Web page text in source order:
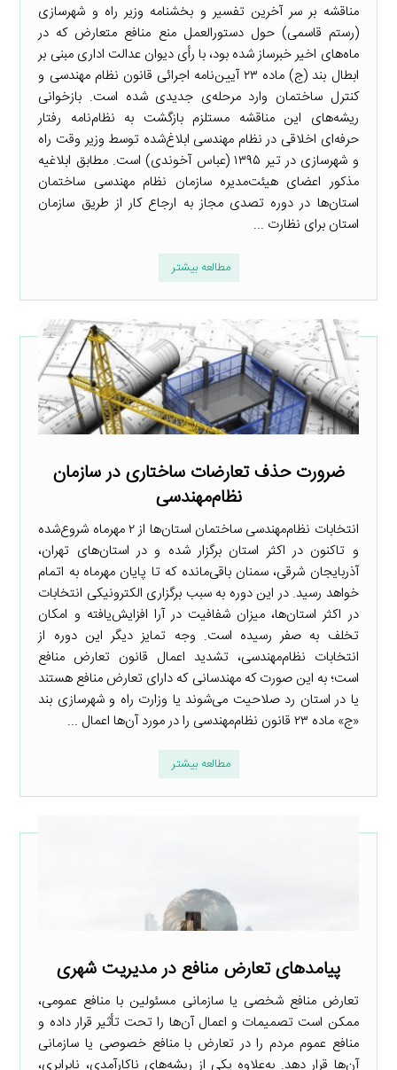
مناقشه بر سر آخرین تفسیر و بخشنامه وزیر راه و شهرسازی
(رستم قاسمی) حول دستورالعمل منع منافع متعارض که در
ماه‌های اخیر خبرساز شده بود، با رأی دیوان عدالت اداری مبنی بر
ابطال بند (ج) ماده ۲۳ آیین‌نامه اجرائی قانون نظام مهندسی و
کنترل ساختمان وارد مرحله‌ی جدیدی شده است. بازخوانی
ریشه‌های این مناقشه مستلزم بازگشت به نظام‌نامه رفتار
حرفه‌ای اخلاقی در نظام مهندسی ابلاغ‌شده توسط وزیر وقت راه
و شهرسازی در تیر ۱۳۹۵ (عباس آخوندی) است. مطابق ابلاغیه
مذکور اعضای هیئت‌مدیره سازمان نظام مهندسی ساختمان
استان‌ها در دوره تصدی مجاز به ارجاع کار از طریق سازمان
استان برای نظارت ...
مطالعه بیشتر
ضرورت حذف تعارضات ساختاری در سازمان
نظام‌مهندسی
انتخابات نظام‌مهندسی ساختمان استان‌ها از ۲ مهرماه شروع‌شده
و تاکنون در اکثر استان برگزار شده و در استان‌های تهران،
آذربایجان شرقی، سمنان باقی‌مانده که تا پایان مهرماه به اتمام
خواهد رسید. در این دوره به سبب برگزاری الکترونیکی انتخابات
در اکثر استان‌ها، میزان شفافیت در آرا افزایش‌یافته و امکان
تخلف به صفر رسیده است. وجه تمایز دیگر این دوره از
انتخابات نظام‌مهندسی، تشدید اعمال قانون تعارض منافع
است؛ به این صورت که مهندسانی که دارای تعارض منافع هستند
یا در استان رد صلاحیت می‌شوند یا وزارت راه و شهرسازی بند
«ج» ماده ۲۳ قانون نظام‌مهندسی را در مورد آن‌ها اعمال ...
مطالعه بیشتر
پیامدهای تعارض منافع در مدیریت شهری
تعارض منافع شخصی یا سازمانی مسئولین با منافع عمومی،
ممکن است تصمیمات و اعمال آن‌ها را تحت تأثیر قرار داده و
منافع عموم مردم را در تعارض با منافع خصوصی یا سازمانی
آن‌ها قرار دهد. به‌علاوه یکی از ریشه‌های ناکارآمدی، نابرابری،